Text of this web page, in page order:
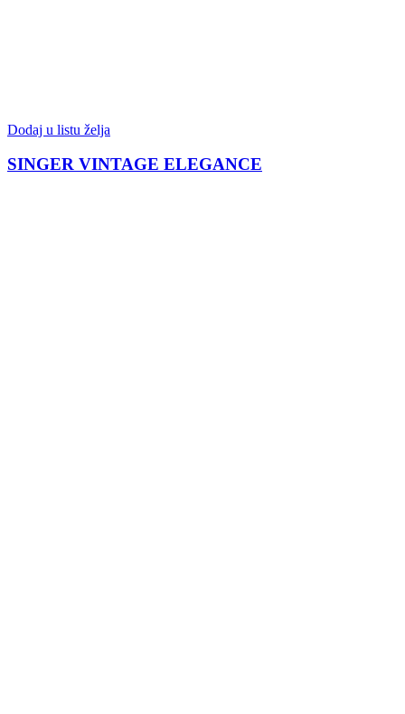
Dodaj u listu želja
SINGER VINTAGE ELEGANCE